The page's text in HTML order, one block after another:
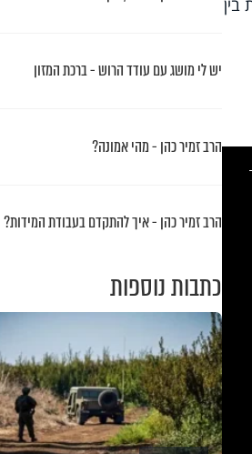
בין
This
יש לי מושג עם עודד הרוש - ברכת המזון
הרב זמיר כהן - מהי אמונה?
הרב זמיר כהן - איך להתקדם בעבודת המידות?
כתבות נוספות